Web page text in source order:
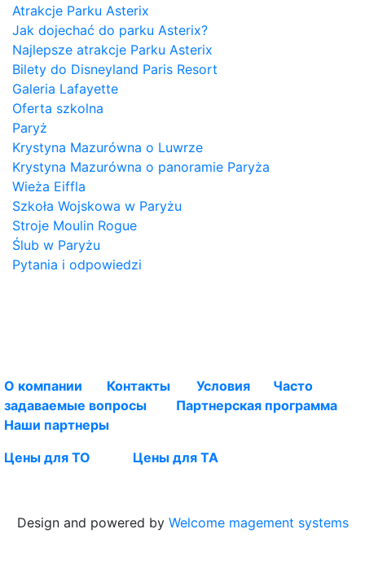
Atrakcje Parku Asterix
Jak dojechać do parku Asterix?
Najlepsze atrakcje Parku Asterix
Bilety do Disneyland Paris Resort
Galeria Lafayette
Oferta szkolna
Paryż
Krystyna Mazurówna o Luwrze
Krystyna Mazurówna o panoramie Paryża
Wieża Eiffla
Szkoła Wojskowa w Paryżu
Stroje Moulin Rogue
Ślub w Paryżu
Pytania i odpowiedzi
О компании Контакты Условия
Часто
задаваемые вопросы
Партнерская программа
Наши партнеры
Цены для ТО
Цены для ТА
Design and powered by Welcome magement systems